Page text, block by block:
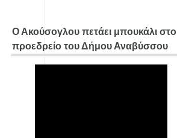
Ο Ακούσογλου πετάει μπουκάλι στο
προεδρείο του Δήμου Αναβύσσου